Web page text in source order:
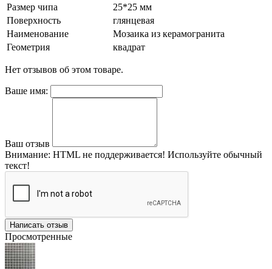
Размер чипа
25*25 мм
Поверхность
глянцевая
Наименование
Мозаика из керамогранита
Геометрия
квадрат
Нет отзывов об этом товаре.
Ваше имя:
Ваш отзыв
Внимание: HTML не поддерживается! Используйте обычный
текст!
Написать отзыв
Просмотренные